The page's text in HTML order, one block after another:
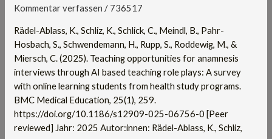
Kommentar verfassen / 736517
Rädel-Ablass, K., Schliz, K., Schlick, C., Meindl, B., Pahr-
Hosbach, S., Schwendemann, H., Rupp, S., Roddewig, M., &
Miersch, C. (2025). Teaching opportunities for anamnesis
interviews through AI based teaching role plays: A survey
with online learning students from health study programs.
BMC Medical Education, 25(1), 259.
https://doi.org/10.1186/s12909-025-06756-0 [Peer
reviewed] Jahr: 2025 Autor:innen: Rädel-Ablass, K., Schliz,
based
role
plays:
A
survey
with
online
learning
students